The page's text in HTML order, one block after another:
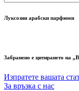
Луксозни арабски парфюми
Забранено е цитирането на
Изпратете вашата
За връзка с нас